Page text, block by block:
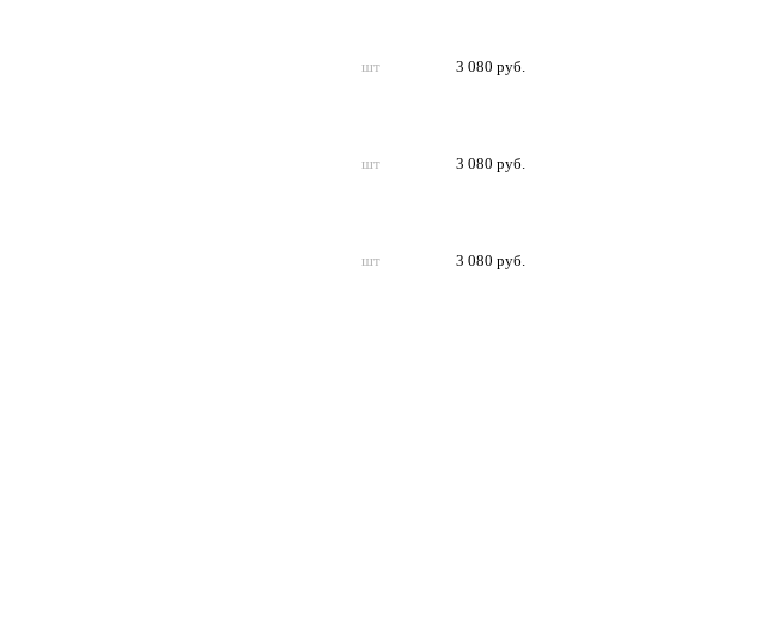
шт 3 080 руб.
шт 3 080 руб.
шт 3 080 руб.